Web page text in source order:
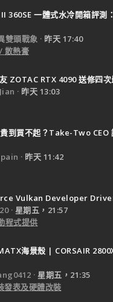
360SE 一體式水冷開箱評測
雙頭戰象
昨天 17:40
散熱膏
ZOTAC RTX 4090 送修四
昨天 13:03
到買不起？Take-Two CEO
昨天 11:42
Vulkan Developer
星期五，21:57
程式提供
海景殼 | CORSAIR
星期五，21:35
發表及硬體改裝